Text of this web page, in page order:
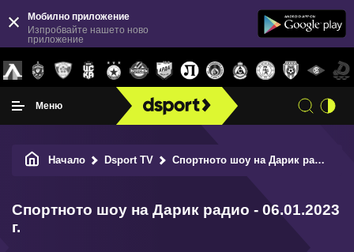
Мобилно приложение
Изпробвайте нашето ново
приложение
Меню
Начало Dsport TV Спортното шоу на Дарик радио - 06.01.2023 г.
Спортното шоу на Дарик радио - 06.01.2023
г.